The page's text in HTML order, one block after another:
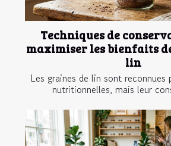
Techniques de
maximiser les bienfaits
lin
Les graines de lin sont reconnues
nutritionnelles, mais leur